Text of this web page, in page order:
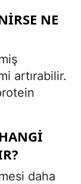
NE
artırabilir.
daha